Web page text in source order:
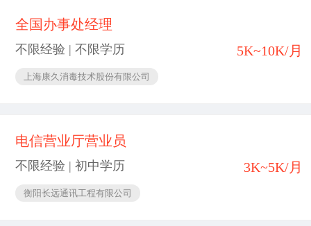
全国办事处经理
不限经验 | 不限学历
上海康久消毒技术股份有限公司
5K~10K/月
电信营业厅营业员
不限经验 | 初中学历
衡阳长远通讯工程有限公司
3K~5K/月